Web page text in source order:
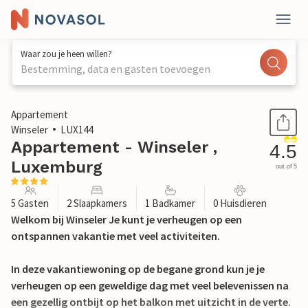
Waar zou je heen willen?
Bestemming, data en gasten toevoegen
1 / 23
Appartement
Winseler
LUX144
Appartement - Winseler ,
Luxemburg
4.5
out of 5
5 Gasten 2 Slaapkamers 1 Badkamer 0 Huisdieren
Welkom bij Winseler Je kunt je verheugen op een
ontspannen vakantie met veel activiteiten.
In deze vakantiewoning op de begane grond kun je je
verheugen op een geweldige dag met veel belevenissen na
een gezellig ontbijt op het balkon met uitzicht in de verte.